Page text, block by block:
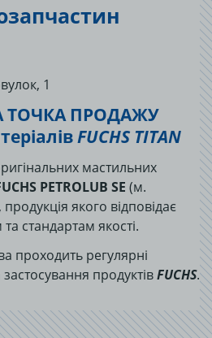
1
ТОЧКА ПРОДАЖУ
FUCHS TITAN
мастильних
PETROLUB SE (м.
якого відповідає
стандартам якості.
проходить регулярні
продуктівFUCHS.